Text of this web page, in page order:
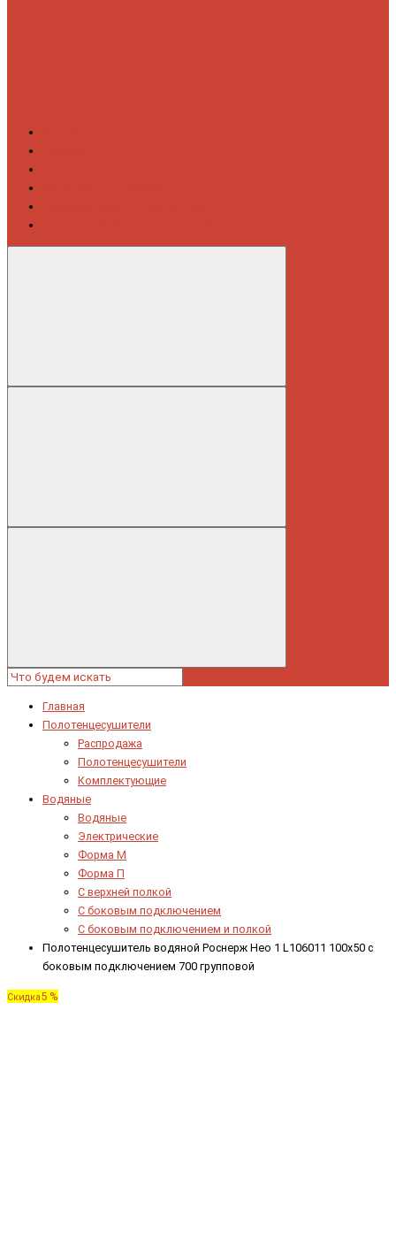
Главная
Полотенцесушители
Распродажа
Полотенцесушители
Комплектующие
Водяные
Водяные
Электрические
Форма М
Форма П
C верхней полкой
C боковым подключением
C боковым подключением и полкой
Полотенцесушитель водяной Роснерж Нео 1 L106011 100x50 с
боковым подключением 700 групповой
Скидка5 %